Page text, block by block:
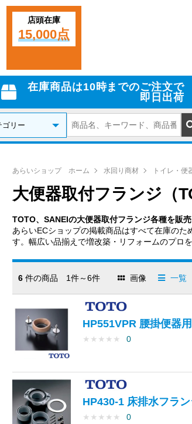
店頭在庫
15,000点
在庫商品は10時までのご注文で
即日出荷
あらいショップ ホーム 水回り商材 トイレ・便
大便器取付フランジ（
TOTO、SANEIの大便器取付フランジ各種を販売
あらいECショップの掲載商品はすべて在庫の
す。幅広い品揃えで増改築・リフォームのプロを
6 件の商品 1件～6件 画像 一覧
HP551VPR 腰掛便器
★ ★ ★ ★ ★ 0
HP430-1 床排水フラ
★ ★ ★ ★ ★ 0